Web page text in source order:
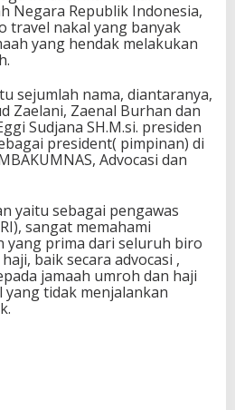
Negara Republik Indonesia,
travel nakal yang banyak
yang hendak melakukan
sejumlah nama, diantaranya,
Zaelani, Zaenal Burhan dan
Sudjana SH.M.si. presiden
president( pimpinan) di
Advocasi dan
yaitu sebagai pengawas
sangat memahami
yang prima dari seluruh biro
baik secara advocasi ,
jamaah umroh dan haji
tidak menjalankan